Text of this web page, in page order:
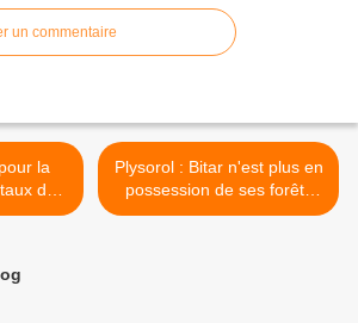
un commentaire
de
Plysorol : Bitar n'est plus en
possession de ses forêts
gabonaises >